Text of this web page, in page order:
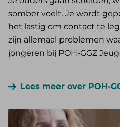
somber voelt. Je wordt
het lastig om contact te
zijn allemaal problemen
jongeren bij POH-GGZ
Lees meer over POH-